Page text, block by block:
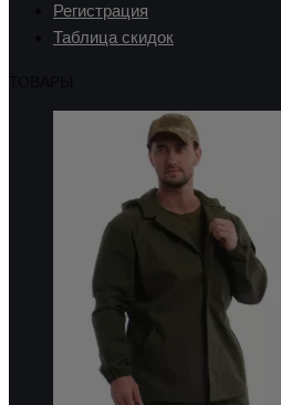
Регистрация
Таблица скидок